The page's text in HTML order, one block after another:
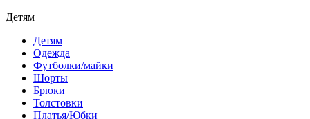
Детям
Детям
Одежда
Футболки/майки
Шорты
Брюки
Толстовки
Платья/Юбки